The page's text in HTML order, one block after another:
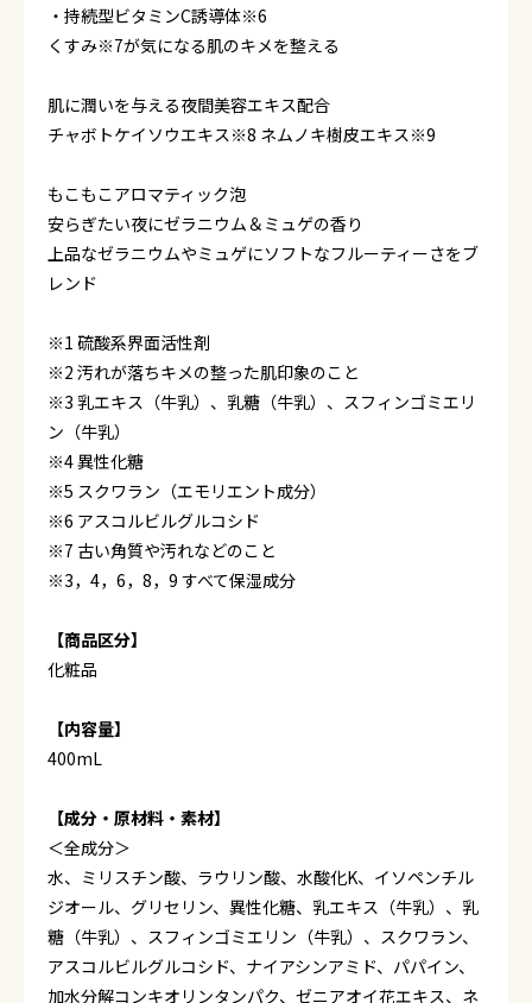
・持続型ビタミンC誘導体※6
くすみ※7が気になる肌のキメを整える
肌に潤いを与える夜間美容エキス配合
チャボトケイソウエキス※8 ネムノキ樹皮エキス※9
もこもこアロマティック泡
安らぎたい夜にゼラニウム＆ミュゲの香り
上品なゼラニウムやミュゲにソフトなフルーティーさをブ
レンド
※1 硫酸系界面活性剤
※2 汚れが落ちキメの整った肌印象のこと
※3 乳エキス（牛乳）、乳糖（牛乳）、スフィンゴミエリ
ン（牛乳）
※4 異性化糖
※5 スクワラン（エモリエント成分）
※6 アスコルビルグルコシド
※7 古い角質や汚れなどのこと
※3，4，6，8，9 すべて保湿成分
【商品区分】
化粧品
【内容量】
400mL
【成分・原材料・素材】
＜全成分＞
水、ミリスチン酸、ラウリン酸、水酸化K、イソペンチル
ジオール、グリセリン、異性化糖、乳エキス（牛乳）、乳
糖（牛乳）、スフィンゴミエリン（牛乳）、スクワラン、
アスコルビルグルコシド、ナイアシンアミド、パパイン、
加水分解コンキオリンタンパク、ゼニアオイ花エキス、ネ